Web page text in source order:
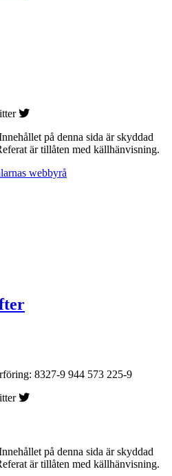
på denna sida är skyddad
är tillåten med källhänvisning.
webbyrå
8327-9 944 573 225-9
på denna sida är skyddad
är tillåten med källhänvisning.